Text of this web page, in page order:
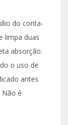
do conta-
limpa duas
absorção.
o uso de
antes
é